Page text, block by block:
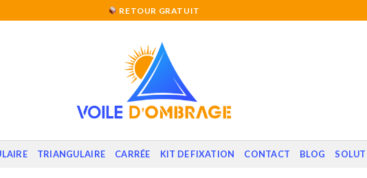
RETOUR GRATUIT
TRIANGULAIRE CARRÉE KIT DE FIXATION CONTACT BLOG